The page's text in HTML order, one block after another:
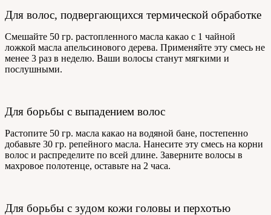
Для волос, подвергающихся термической обработке
Смешайте 50 гр. растопленного масла какао с 1 чайной
ложкой масла апельсинового дерева. Применяйте эту смесь не
менее 3 раз в неделю. Ваши волосы станут мягкими и
послушными.
Для борьбы с выпадением волос
Растопите 50 гр. масла какао на водяной бане, постепенно
добавьте 30 гр. репейного масла. Нанесите эту смесь на корни
волос и распределите по всей длине. Заверните волосы в
махровое полотенце, оставьте на 2 часа.
Для борьбы с зудом кожи головы и перхотью